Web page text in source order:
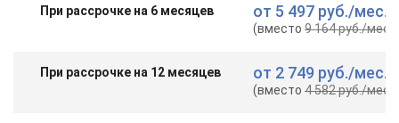
При рассрочке на 6 месяцев от 5 497 руб./мес.
(вместо9 164 руб./мес.
При рассрочке на 12 месяцев от 2 749 руб./мес.
(вместо4 582 руб./мес.